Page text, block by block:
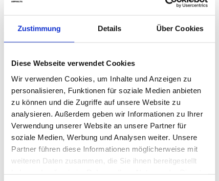
Zustimmung Details Über Cookies
Diese Webseite verwendet Cookies
Wir verwenden Cookies, um Inhalte und Anzeigen zu
personalisieren, Funktionen für soziale Medien anbieten
zu können und die Zugriffe auf unsere Website zu
analysieren. Außerdem geben wir Informationen zu Ihrer
Verwendung unserer Website an unsere Partner für
soziale Medien, Werbung und Analysen weiter. Unsere
Partner führen diese Informationen möglicherweise mit
weiteren Daten zusammen, die Sie ihnen bereitgestellt
Führung von Bauprojekten mit Schwerpunkt
Bauoberleitung gemäß § HOAI 2021 und umfassende
Bauherrenberatung für regionale Projekte
Präzise Bauüberwachung gemäß Leistungsphase 8 der
von Ingenieuren und Bauzeichnern, inklusive deiner
Anforderungen:
Mindestens 5 Jahre Berufserfahrung in der Umsetzung
von Baumaßnahmen im Bereich Verkehrsanlagen
Erfolgreich abgeschlossenes Studium zum Diplom-
Ingenieur (m/w/d) im Bauingenieurwesen (Uni/FH) bzw.